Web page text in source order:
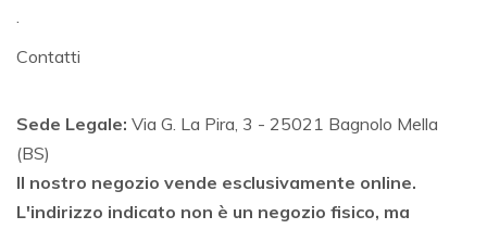
.
Contatti
Sede Legale: Via G. La Pira, 3 - 25021 Bagnolo Mella
(BS)
Il nostro negozio vende esclusivamente online.
L'indirizzo indicato non è un negozio fisico, ma